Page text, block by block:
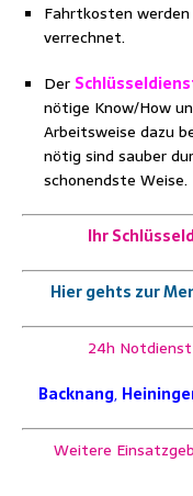
Fahrtkosten
verrechnet.
Der
nötige Know/How
Arbeitsweise dazu
nötig sind sauber
schonendste Weise.
Ihr
Hier gehts zur
24h
Backnang,
Weitere